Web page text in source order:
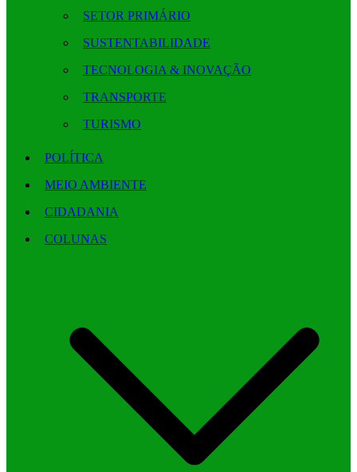
SETOR PRIMÁRIO
SUSTENTABILIDADE
TECNOLOGIA & INOVAÇÃO
TRANSPORTE
TURISMO
POLÍTICA
MEIO AMBIENTE
CIDADANIA
COLUNAS